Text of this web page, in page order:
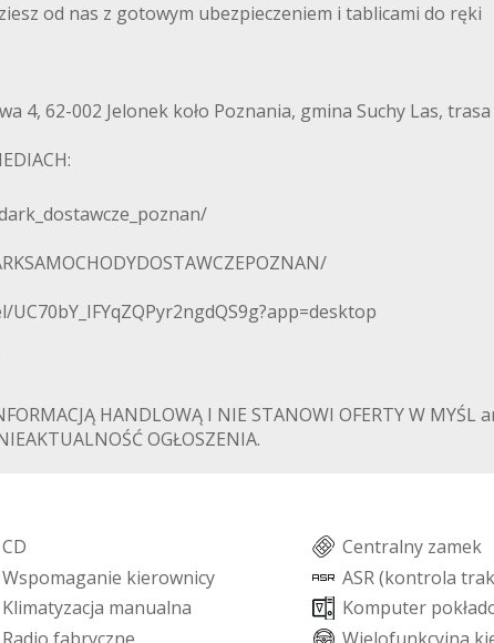
od nas z gotowym ubezpieczeniem i tablicami do ręki
4, 62-002 Jelonek koło Poznania, gmina Suchy Las,
HANDLOWĄ I NIE STANOWI OFERTY W MYŚL
OGŁOSZENIA.
CD Centralny zamek
Wspomaganie kierownicy ASR(kontrola trak
Klimatyzacja manualna Komputer pokład